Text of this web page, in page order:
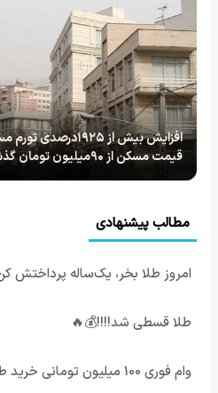
قیمت مسکن از ۹۰میلیون تومان گذشت
مطالب پیشنهادی
امروز طلا بخر، یک‌ساله پرداختش
طلا قسطی شد!!!!💰🔥
وام فوری 100 میلیون تومانی خرید طلا (بدون ضامن)